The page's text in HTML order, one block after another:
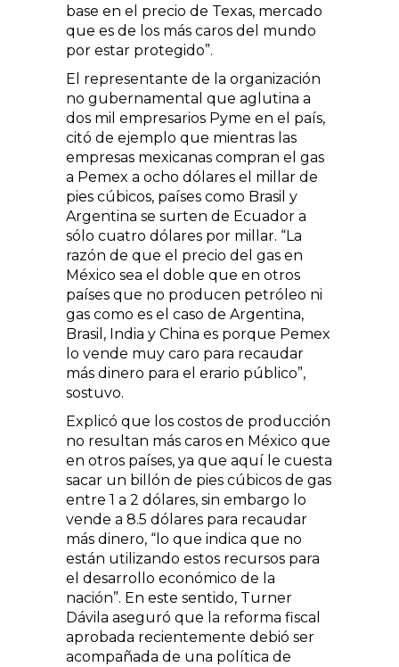
base en el precio de Texas, mercado
que es de los más caros del mundo
por estar protegido”.
El representante de la organización
no gubernamental que aglutina a
dos mil empresarios Pyme en el país,
citó de ejemplo que mientras las
empresas mexicanas compran el gas
a Pemex a ocho dólares el millar de
pies cúbicos, países como Brasil y
Argentina se surten de Ecuador a
sólo cuatro dólares por millar. “La
razón de que el precio del gas en
México sea el doble que en otros
países que no producen petróleo ni
gas como es el caso de Argentina,
Brasil, India y China es porque Pemex
lo vende muy caro para recaudar
más dinero para el erario público”,
sostuvo.
Explicó que los costos de producción
no resultan más caros en México que
en otros países, ya que aquí le cuesta
sacar un billón de pies cúbicos de gas
entre 1 a 2 dólares, sin embargo lo
vende a 8.5 dólares para recaudar
más dinero, “lo que indica que no
están utilizando estos recursos para
el desarrollo económico de la
nación”. En este sentido, Turner
Dávila aseguró que la reforma fiscal
aprobada recientemente debió ser
acompañada de una política de